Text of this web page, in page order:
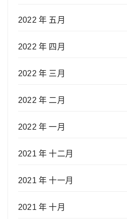
2022 年 五月
2022 年 四月
2022 年 三月
2022 年 二月
2022 年 一月
2021 年 十二月
2021 年 十一月
2021 年 十月